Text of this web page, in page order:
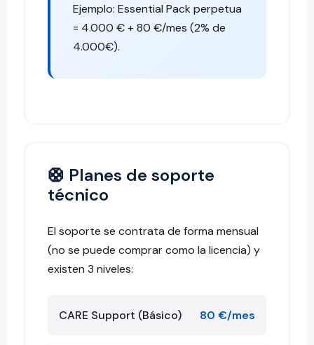
Ejemplo: Essential Pack perpetua
= 4.000 € + 80 €/mes (2% de
4.000€).
🛟 Planes de soporte
técnico
El soporte se contrata de forma mensual
(no se puede comprar como la licencia) y
existen 3 niveles:
CARE Support (Básico) 80 €/mes